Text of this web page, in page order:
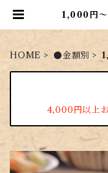
1,000円
HOME ●金額別
4,000円以上